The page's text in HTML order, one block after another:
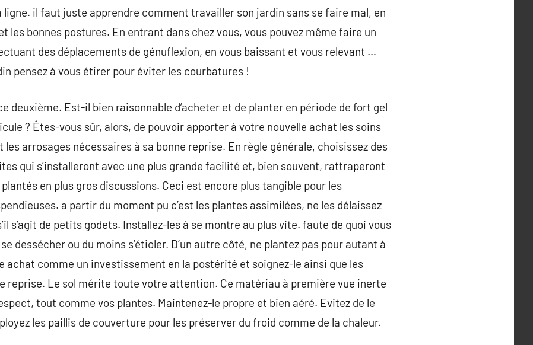
il faut juste apprendre comment travailler son jardin sans se faire mal, en
les bonnes postures. En entrant dans chez vous, vous pouvez même faire un
des déplacements de génuflexion, en vous baissant et vous relevant …
pensez à vous étirer pour éviter les courbatures !
deuxième. Est-il bien raisonnable d’acheter et de planter en période de fort gel
? Êtes-vous sûr, alors, de pouvoir apporter à votre nouvelle achat les soins
arrosages nécessaires à sa bonne reprise. En règle générale, choisissez des
qui s’installeront avec une plus grande facilité et, bien souvent, rattraperont
en plus gros discussions. Ceci est encore plus tangible pour les
a partir du moment pu c’est les plantes assimilées, ne les délaissez
s’agit de petits godets. Installez-les à se montre au plus vite. faute de quoi vous
dessécher ou du moins s’étioler. D’un autre côté, ne plantez pas pour autant à
achat comme un investissement en la postérité et soignez-le ainsi que les
reprise. Le sol mérite toute votre attention. Ce matériau à première vue inerte
tout comme vos plantes. Maintenez-le propre et bien aéré. Evitez de le
les paillis de couverture pour les préserver du froid comme de la chaleur.